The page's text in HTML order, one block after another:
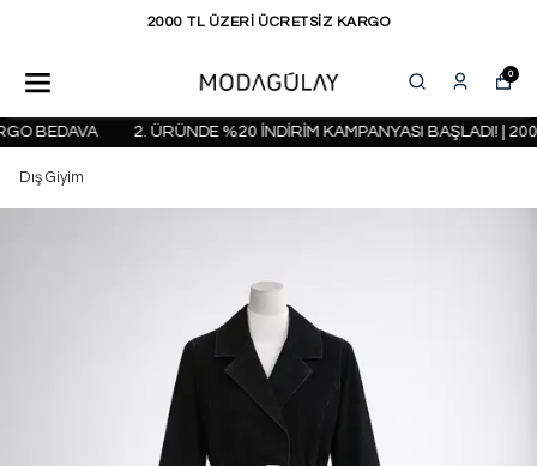
KAPIDA ÖDEME SEÇENEĞİ
0
BEDAVA 2. ÜRÜNDE %20 İNDİRİM KAMPANYASI BAŞLADI! |
Dış Giyim